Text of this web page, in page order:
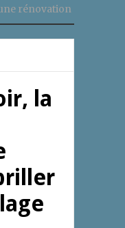
rénovation
la